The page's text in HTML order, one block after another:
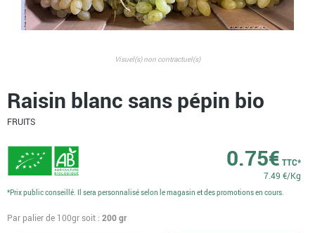
Visuel(s) non contractuel(s)
Raisin blanc sans pépin bio
FRUITS
0.75€ TTC*
7.49 €/Kg
Par palier de 100gr soit : 200gr
*Prix public conseillé. Il sera personnalisé selon le magasin et des promotions en cours.